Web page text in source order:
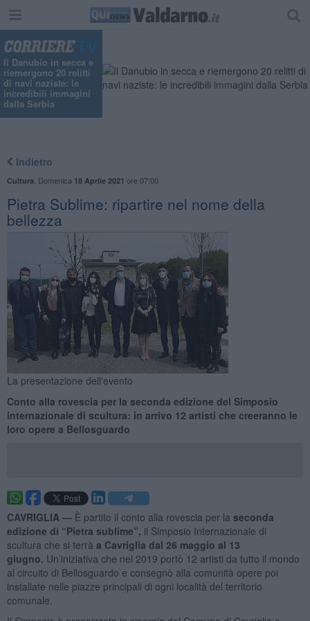
Il Danubio in secca e
riemergono 20 relitti
di navi naziste: le
incredibili immagini
dalla Serbia
Indietro
Cultura Domenica 18 Aprile 2021 ore 07:00
Pietra Sublime: ripartire nel nome della
bellezza
La presentazione dell'evento
Conto alla rovescia per la seconda edizione del Simposio
internazionale di scultura: in arrivo 12 artisti che creeranno le
loro opere a Bellosguardo
CAVRIGLIA — È partito il conto alla rovescia per la seconda
edizione di “Pietra sublime”, il Simposio Internazionale di
scultura che si terrà a Cavriglia dal 26 maggio al 13
giugno. Un’iniziativa che nel 2019 portò 12 artisti da tutto il mondo
al circuito di Bellosguardo e consegnò alla comunità opere poi
installate nelle piazze principali di ogni località del territorio
comunale.